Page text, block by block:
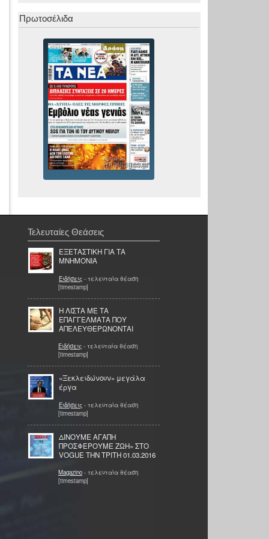
Πρωτοσέλιδα
Τελευταίες Θεάσεις
ΕΞΕΤΑΣΤΙΚΗ ΓΙΑ ΤΑ
ΜΝΗΜΟΝΙΑ
Ειδήσεις - τελευταία θέαση
[timestamp]
Η ΛΙΣΤΑ ΜΕ ΤΑ
ΕΠΑΓΓΕΛΜΑΤΑ ΠΟΥ
ΑΠΕΛΕΥΘΕΡΩΝΟΝΤΑΙ
Ειδήσεις - τελευταία θέαση
[timestamp]
«Ξεκλειδώνουν» μεγάλα
έργα
Ειδήσεις - τελευταία θέαση
[timestamp]
ΔΙΝΟΥΜΕ ΑΓΑΠΗ
ΠΡΟΣΦΕΡΟΥΜΕ ΖΩΗ» ΣΤΟ
VOGUE ΤΗΝ ΤΡIΤΗ 01.03.2016
Magazino - τελευταία θέαση
[timestamp]